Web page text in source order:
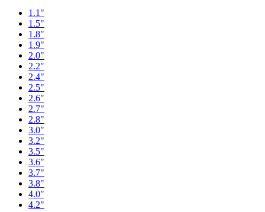
1.1"
1.5"
1.8"
1.9"
2.0"
2.2"
2.4"
2.5"
2.6"
2.7"
2.8"
3.0"
3.2"
3.5"
3.6"
3.7"
3.8"
4.0"
4.2"